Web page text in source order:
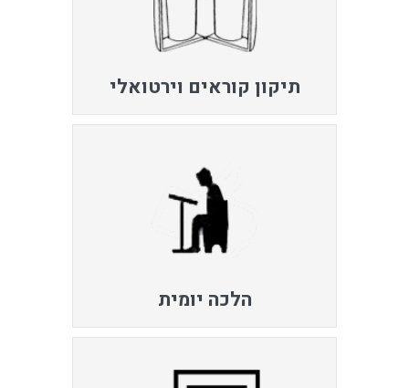
תיקון קוראים וירטואלי
הלכה יומית